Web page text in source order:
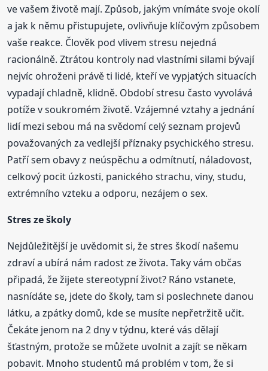
ve vašem životě mají. Způsob, jakým vnímáte svoje okolí
a jak k němu přistupujete, ovlivňuje klíčovým způsobem
vaše reakce. Člověk pod vlivem stresu nejedná
racionálně. Ztrátou kontroly nad vlastními silami bývají
nejvíc ohroženi právě ti lidé, kteří ve vypjatých situacích
vypadají chladně, klidně. Období stresu často vyvolává
potíže v soukromém životě. Vzájemné vztahy a jednání
lidí mezi sebou má na svědomí celý seznam projevů
považovaných za vedlejší příznaky psychického stresu.
Patří sem obavy z neúspěchu a odmítnutí, náladovost,
celkový pocit úzkosti, panického strachu, viny, studu,
extrémního vzteku a odporu, nezájem o sex.
Stres ze školy
Nejdůležitější je uvědomit si, že stres škodí našemu
zdraví a ubírá nám radost ze života. Taky vám občas
připadá, že žijete stereotypní život? Ráno vstanete,
nasnídáte se, jdete do školy, tam si poslechnete danou
látku, a zpátky domů, kde se musíte nepřetržitě učit.
Čekáte jenom na 2 dny v týdnu, které vás dělají
šťastným, protože se můžete uvolnit a zajít se někam
pobavit. Mnoho studentů má problém v tom, že si